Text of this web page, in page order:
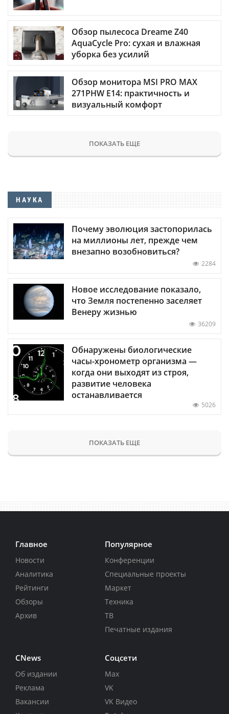
Обзор пылесоса Dreame Z40
AquaCycle Pro: сухая и влажная
уборка без усилий
Обзор монитора MSI PRO MAX
271PHW E14: практичность и
визуальный комфорт
ПОКАЗАТЬ ЕЩЕ
НАУКА
Почему эволюция застопорилась
на миллионы лет, прежде чем
внезапно возобновиться?
2284
Новое исследование показало,
что Земля постепенно заселяет
Венеру жизнью
36209
Обнаружены биологические
часы-хронометр организма —
когда они выходят из строя,
развитие человека
останавливается
5026
ПОКАЗАТЬ ЕЩЕ
Главное
Новости
Аналитика
Рейтинги
Обзоры
Архив
Популярное
Конференции
Специальные проекты
Маркет
Техника
ТВ
Печатные издания
CNews
Об издании
Реклама
Вакансии
Соцсети
Max
VK
VK Видео